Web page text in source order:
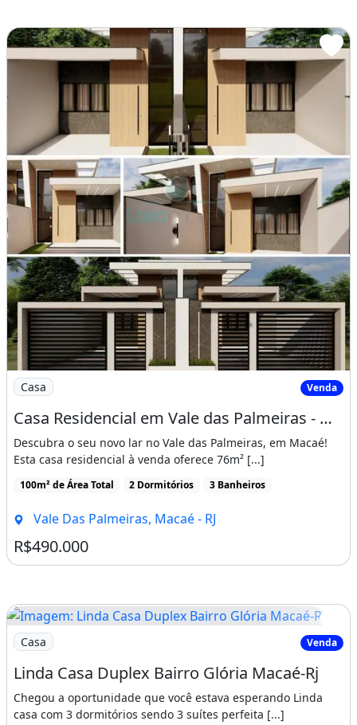
Imagem: Casa Residencial em Vale das Palmeiras
Casa Venda
Casa Residencial em Vale das Palmeiras - Macaé, RJ
Descubra o seu novo lar no Vale das Palmeiras, em Macaé!
Esta casa residencial à venda oferece 76m² [...]
100m² de Área Total 2 Dormitórios 3 Banheiros
Vale Das Palmeiras, Macaé - RJ
R$490.000
Imagem: Linda Casa Duplex Bairro Glória Macaé-Rj
Casa Venda
Linda Casa Duplex Bairro Glória Macaé-Rj
Chegou a oportunidade que você estava esperando Linda
casa com 3 dormitórios sendo 3 suítes perfeita [...]